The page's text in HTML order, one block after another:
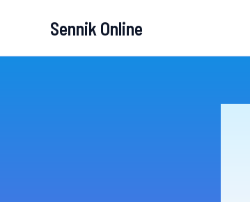
Sennik Online